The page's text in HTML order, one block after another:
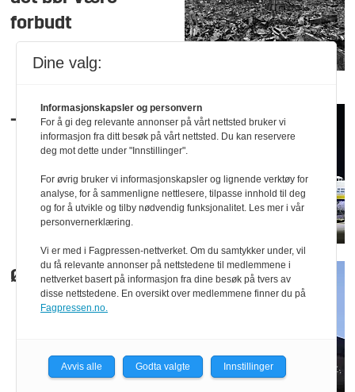
forbudt
– Et nytt farenivå
Ønsker å forlenge
Dine valg:
Informasjonskapsler og personvern
For å gi deg relevante annonser på vårt nettsted bruker vi
informasjon fra ditt besøk på vårt nettsted. Du kan reservere
deg mot dette under "Innstillinger".
For øvrig bruker vi informasjonskapsler og lignende verktøy for
analyse, for å sammenligne nettlesere, tilpasse innhold til deg
og for å utvikle og tilby nødvendig funksjonalitet. Les mer i vår
personvernerklæring.
Vi er med i Fagpressen-nettverket. Om du samtykker under, vil
du få relevante annonser på nettstedene til medlemmene i
nettverket basert på informasjon fra dine besøk på tvers av
disse nettstedene. En oversikt over medlemmene finner du på
Fagpressen.no.
Avvis alle Godta valgte Innstillinger